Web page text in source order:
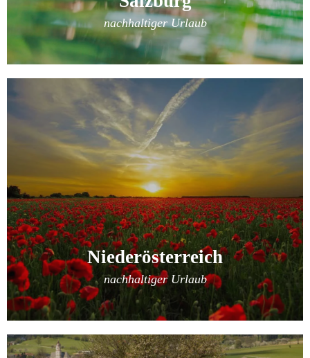
nachhaltiger Urlaub
Niederösterreich
nachhaltiger Urlaub